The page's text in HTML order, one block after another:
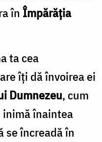
în Împărăția
ta cea
îți dă învoirea ei
Dumnezeu, cum
inimă înaintea
se încreadă în